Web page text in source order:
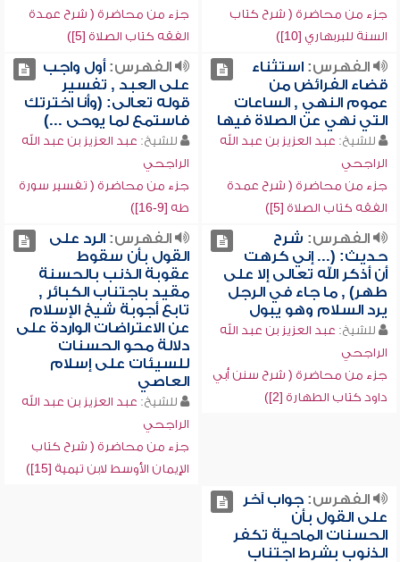
جزء من محاضرة ( شرح كتاب
السنة للبربهاري [10])
جزء من محاضرة ( شرح عمدة
الفقه كتاب الصلاة [5])
الفهرس:استثناء
قضاء الفرائض من
عموم النهي , الساعات
التي نهي عن الصلاة فيها
للشيخ: عبد العزيز بن عبد الله
الراجحي
جزء من محاضرة ( شرح عمدة
الفقه كتاب الصلاة [5])
الفهرس:أول واجب
على العبد , تفسير
قوله تعالى: (وأنا اخترتك
فاستمع لما يوحى ...)
للشيخ: عبد العزيز بن عبد الله
الراجحي
جزء من محاضرة ( تفسير سورة
طه [9-16])
الفهرس: شرح
حديث: (... إني كرهت
أن أذكر الله تعالى إلا على
طهر) , ما جاء في الرجل
يرد السلام وهو يبول
للشيخ: عبد العزيز بن عبد الله
الراجحي
جزء من محاضرة ( شرح سنن أبي
داود كتاب الطهارة [2])
الفهرس:الرد على
القول بأن سقوط
عقوبة الذنب بالحسنة
مقيد باجتناب الكبائر ,
تابع أجوبة شيخ الإسلام
عن الاعتراضات الواردة على
دلالة محو الحسنات
للسيئات على إسلام
العاصي
للشيخ: عبد العزيز بن عبد الله
الراجحي
جزء من محاضرة ( شرح كتاب
الإيمان الأوسط لابن تيمية [15])
الفهرس:جواب آخر
على القول بأن
الحسنات الماحية تكفر
الذنوب بشرط اجتناب